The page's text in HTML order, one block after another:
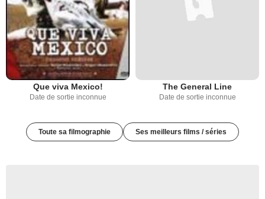
Que viva Mexico!
Date de sortie inconnue
The General Line
Date de sortie inconnue
Toute sa filmographie Ses meilleurs films / séries